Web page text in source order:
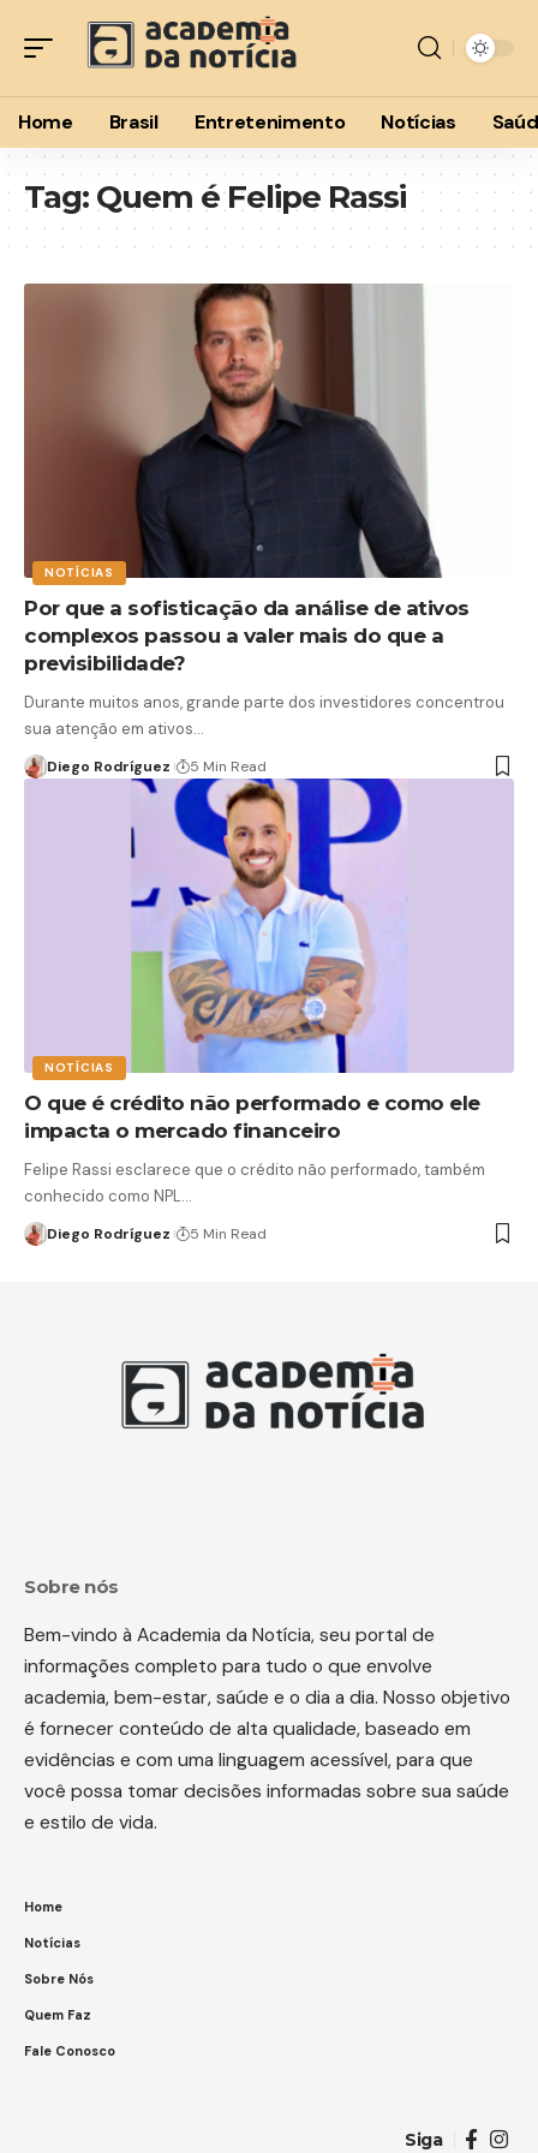
Home Brasil Entretenimento Notícias
Tag: Quem é Felipe Rassi
NOTÍCIAS
Por que a sofisticação da análise de ativos
complexos passou a valer mais do que a
previsibilidade?
Durante muitos anos, grande parte dos investidores concentrou
sua atenção em ativos…
Diego Rodríguez 5 Min Read
NOTÍCIAS
O que é crédito não performado e como ele
impacta o mercado financeiro
Felipe Rassi esclarece que o crédito não performado, também
conhecido como NPL…
Diego Rodríguez 5 Min Read
Sobre nós
Bem-vindo à Academia da Notícia, seu portal de
informações completo para tudo o que envolve
academia, bem-estar, saúde e o dia a dia. Nosso objetivo
é fornecer conteúdo de alta qualidade, baseado em
evidências e com uma linguagem acessível, para que
você possa tomar decisões informadas sobre sua saúde
e estilo de vida.
Home
Notícias
Sobre Nós
Quem Faz
Fale Conosco
Siga